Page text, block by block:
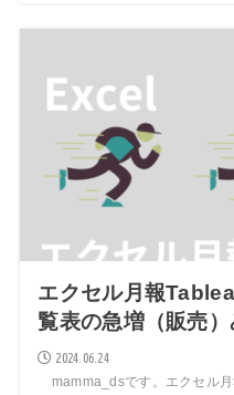
エクセル月報
覧表の急増（販売
2024.06.24
mamma_dsです。エクセル